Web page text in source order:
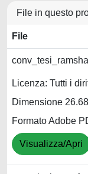
File in questo
File
Licenza: Tutti i
Dimensione
Formato Adobe
Visualizza/Apri